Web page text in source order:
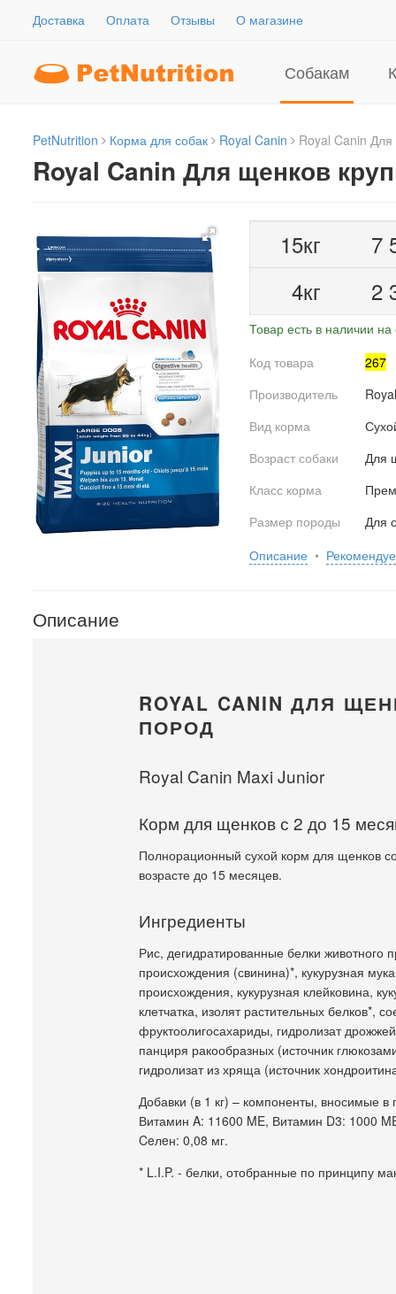
Доставка Оплата Отзывы О магазине
Собакам
PetNutrition Корма для собак Royal Canin Royal Canin
Royal Canin Для щенков
15кг
7
4кг
2
Товар есть в наличии на
Код товара
267
Производитель
Вид корма
Возраст собаки
Для
Класс корма
Размер породы
Для
Описание •
Описание
ROYAL CANIN ДЛЯ
ПОРОД
Royal Canin Maxi Junior
Корм для щенков с 2 до 15
Полнорационный сухой корм для щенков
возрасте до 15 месяцев.
Ингредиенты
Рис, дегидратированные белки животного
происхождения (свинина)*, кукурузная
происхождения, кукурузная клейковина,
клетчатка, изолят растительных белков*,
фруктоолигосахариды, гидролизат
панциря ракообразных (источник
гидролизат из хряща (источник
Добавки (в 1 кг) – компоненты, вносимые в
Витамин A: 11600 ME, Витамин D3: 1000
Ceлeн: 0,08 мг.
* L.I.P. - белки, отобранные по принципу